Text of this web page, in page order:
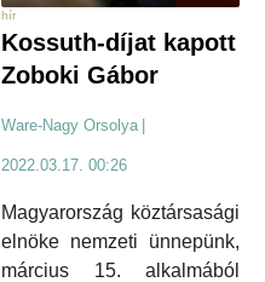
hír
Kossuth-díjat kapott
Zoboki Gábor
Ware-Nagy Orsolya
2022.03.17. 00:26
Magyarország köztársasági
elnöke nemzeti ünnepünk,
március 15. alkalmából